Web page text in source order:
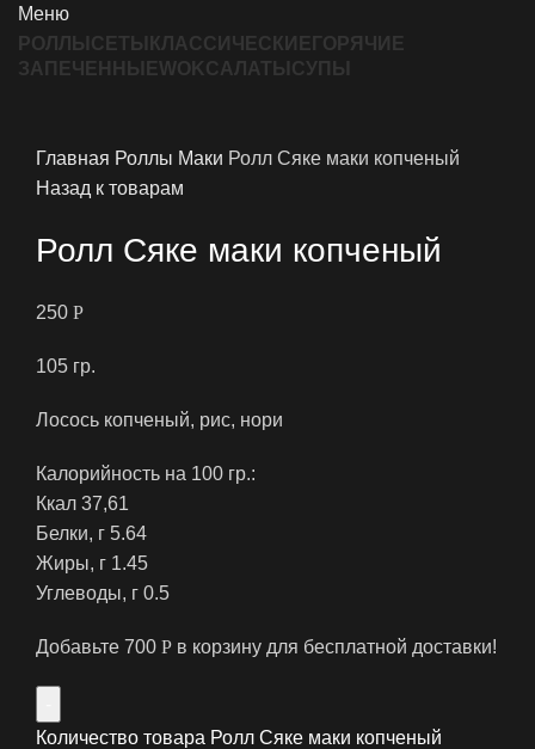
Меню
РОЛЛЫ СЕТЫ КЛАССИЧЕСКИЕ ГОРЯЧИЕ
ЗАПЕЧЕННЫЕWOKСАЛАТЫ СУПЫ
Главная Роллы Маки Ролл Сяке маки копченый
Назад к товарам
Ролл Сяке маки копченый
250 Р
105 гр.
Лосось копченый, рис, нори
Калорийность на 100 гр.:
‍Ккал 37,61
‍Белки, г 5.64
‍Жиры, г 1.45
‍Углеводы, г 0.5
Добавьте 700 Р в корзину для бесплатной доставки!
Количество товара Ролл Сяке маки копченый